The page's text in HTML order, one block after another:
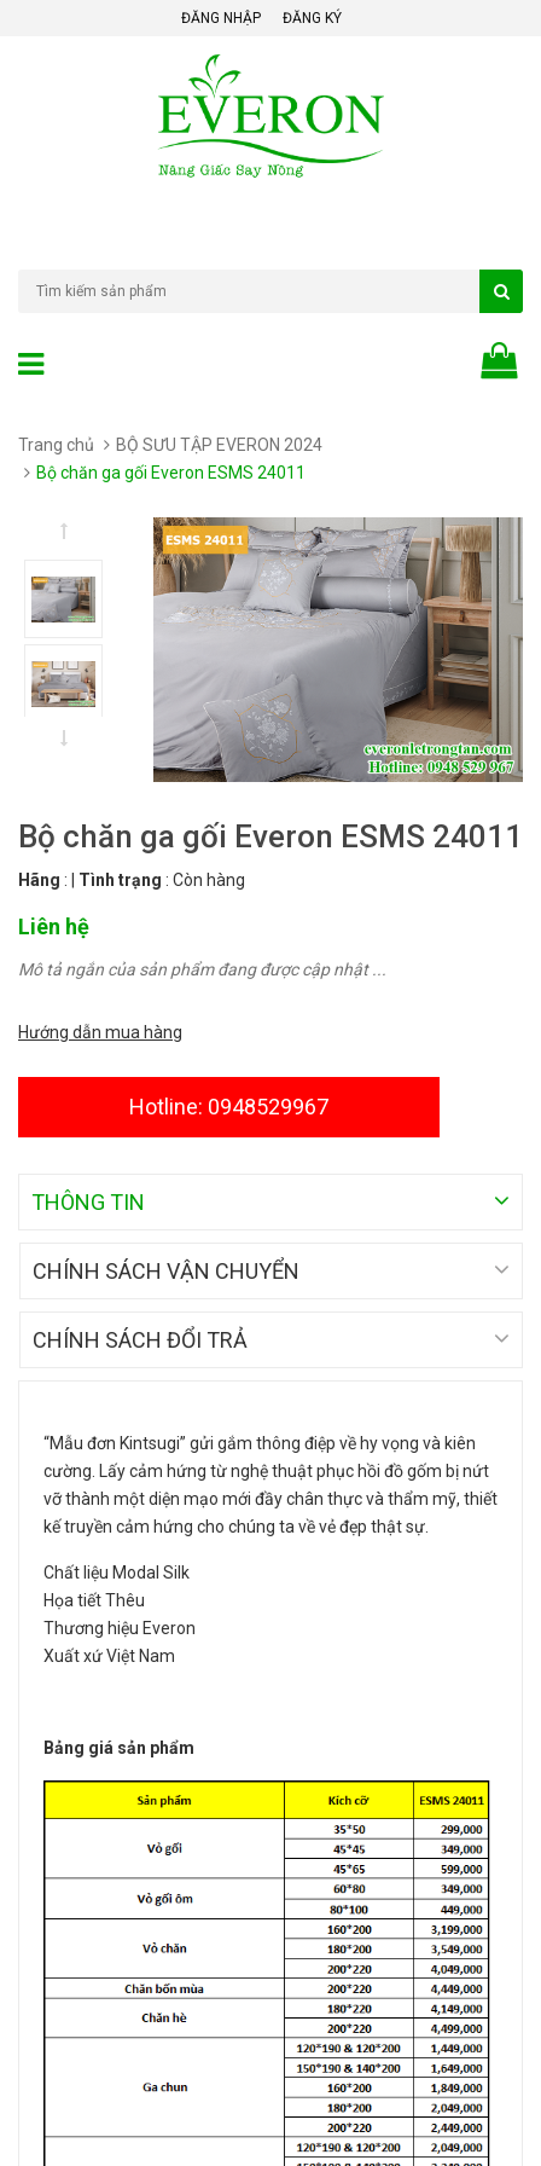
ĐĂNG NHẬP ĐĂNG KÝ
Trang chủ
BỘ SƯU TẬP EVERON 2024
Bộ chăn ga gối Everon ESMS 24011
Bộ chăn ga gối Everon ESMS 24011
Hãng : Tình trạng : Còn hàng
Liên hệ
Mô tả ngắn của sản phẩm đang được cập nhật ...
Hướng dẫn mua hàng
Hotline: 0948529967
THÔNG TIN
CHÍNH SÁCH VẬN CHUYỂN
CHÍNH SÁCH ĐỔI TRẢ
“Mẫu đơn Kintsugi” gửi gắm thông điệp về hy vọng và kiên
cường. Lấy cảm hứng từ nghệ thuật phục hồi đồ gốm bị nứt
vỡ thành một diện mạo mới đầy chân thực và thẩm mỹ, thiết
kế truyền cảm hứng cho chúng ta về vẻ đẹp thật sự.
Chất liệu Modal Silk
Họa tiết Thêu
Thương hiệu Everon
Xuất xứ Việt Nam
Bảng giá sản phẩm